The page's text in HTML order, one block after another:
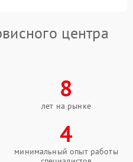
центра
8
лет на рынке
4
минимальный опыт работы